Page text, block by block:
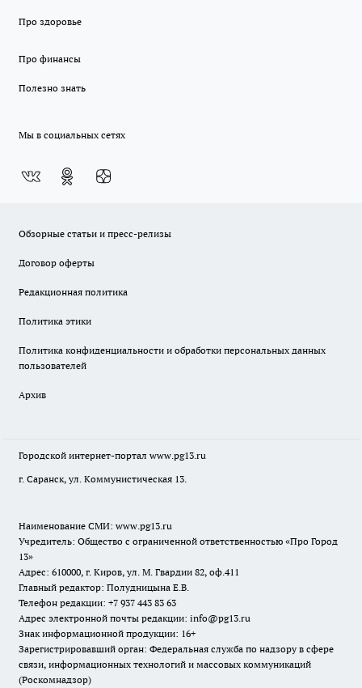
Про здоровье
Про финансы
Полезно знать
Мы в социальных сетях
Обзорные статьи и пресс-релизы
Договор оферты
Редакционная политика
Политика этики
Политика конфиденциальности и обработки персональных данных
пользователей
Архив
Городской интернет-портал www.pg13.ru
г. Саранск, ул. Коммунистическая 13.
Наименование СМИ: www.pg13.ru
Учредитель: Общество с ограниченной ответственностью «Про Город
13»
Адрес: 610000, г. Киров, ул. М. Гвардии 82, оф.411
Главный редактор: Полудницына Е.В.
Телефон редакции: +7 937 443 83 63
Адрес электронной почты редакции: info@pg13.ru
Знак информационной продукции: 16+
Зарегистрировавший орган: Федеральная служба по надзору в сфере
связи, информационных технологий и массовых коммуникаций
(Роскомнадзор)